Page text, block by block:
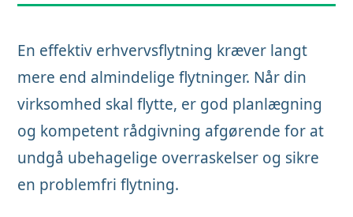
En effektiv erhvervsflytning kræver langt
mere end almindelige flytninger. Når din
virksomhed skal flytte, er god planlægning
og kompetent rådgivning afgørende for at
undgå ubehagelige overraskelser og sikre
en problemfri flytning.